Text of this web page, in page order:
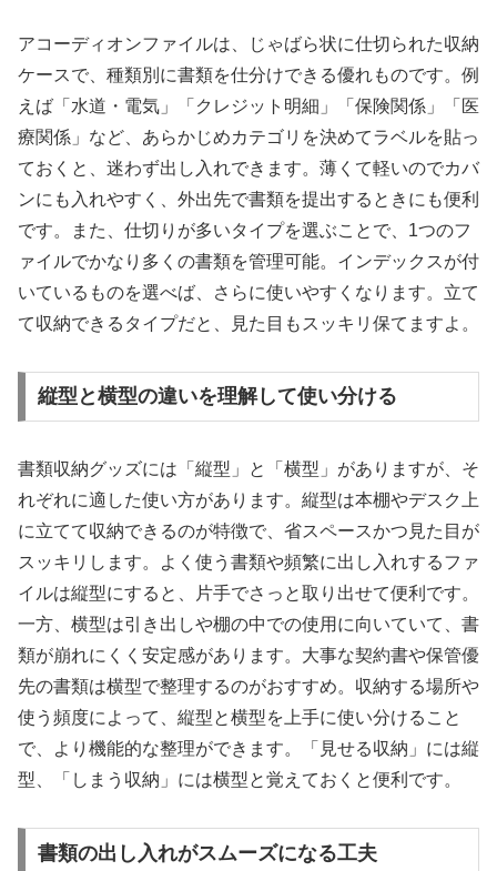
アコーディオンファイルは、じゃばら状に仕切られた収納
ケースで、種類別に書類を仕分けできる優れものです。例
えば「水道・電気」「クレジット明細」「保険関係」「医
療関係」など、あらかじめカテゴリを決めてラベルを貼っ
ておくと、迷わず出し入れできます。薄くて軽いのでカバ
ンにも入れやすく、外出先で書類を提出するときにも便利
です。また、仕切りが多いタイプを選ぶことで、1つのフ
ァイルでかなり多くの書類を管理可能。インデックスが付
いているものを選べば、さらに使いやすくなります。立て
て収納できるタイプだと、見た目もスッキリ保てますよ。
縦型と横型の違いを理解して使い分ける
書類収納グッズには「縦型」と「横型」がありますが、そ
れぞれに適した使い方があります。縦型は本棚やデスク上
に立てて収納できるのが特徴で、省スペースかつ見た目が
スッキリします。よく使う書類や頻繁に出し入れするファ
イルは縦型にすると、片手でさっと取り出せて便利です。
一方、横型は引き出しや棚の中での使用に向いていて、書
類が崩れにくく安定感があります。大事な契約書や保管優
先の書類は横型で整理するのがおすすめ。収納する場所や
使う頻度によって、縦型と横型を上手に使い分けること
で、より機能的な整理ができます。「見せる収納」には縦
型、「しまう収納」には横型と覚えておくと便利です。
書類の出し入れがスムーズになる工夫